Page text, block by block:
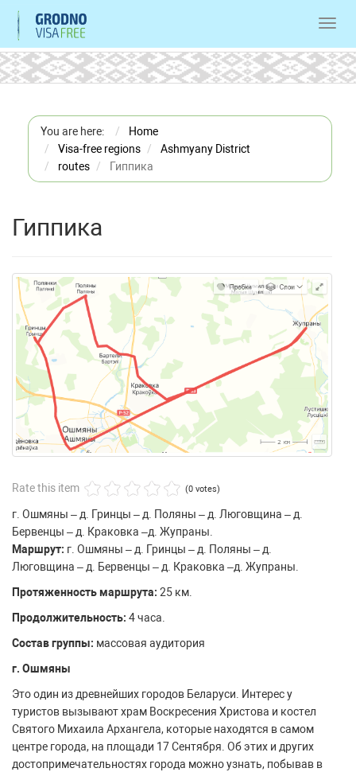
You are here:
Home
Visa-free regions
Ashmyany District
routes
Гиппика
Гиппика
Rate this item (0 votes)
г. Ошмяны – д. Гринцы – д. Поляны – д. Люговщина – д.
Бервенцы – д. Краковка –д. Жупраны.
Маршрут: г. Ошмяны – д. Гринцы – д. Поляны – д.
Люговщина – д. Бервенцы – д. Краковка –д. Жупраны.
Протяженность маршрута: 25 км.
Продолжительность: 4 часа.
Состав группы: массовая аудитория
г. Ошмяны
Это один из древнейших городов Беларуси. Интерес у
туристов вызывают храм Воскресения Христова и костел
Святого Михаила Архангела, которые находятся в самом
центре города, на площади 17 Сентября. Об этих и других
достопримечательностях города можно узнать, побывав в